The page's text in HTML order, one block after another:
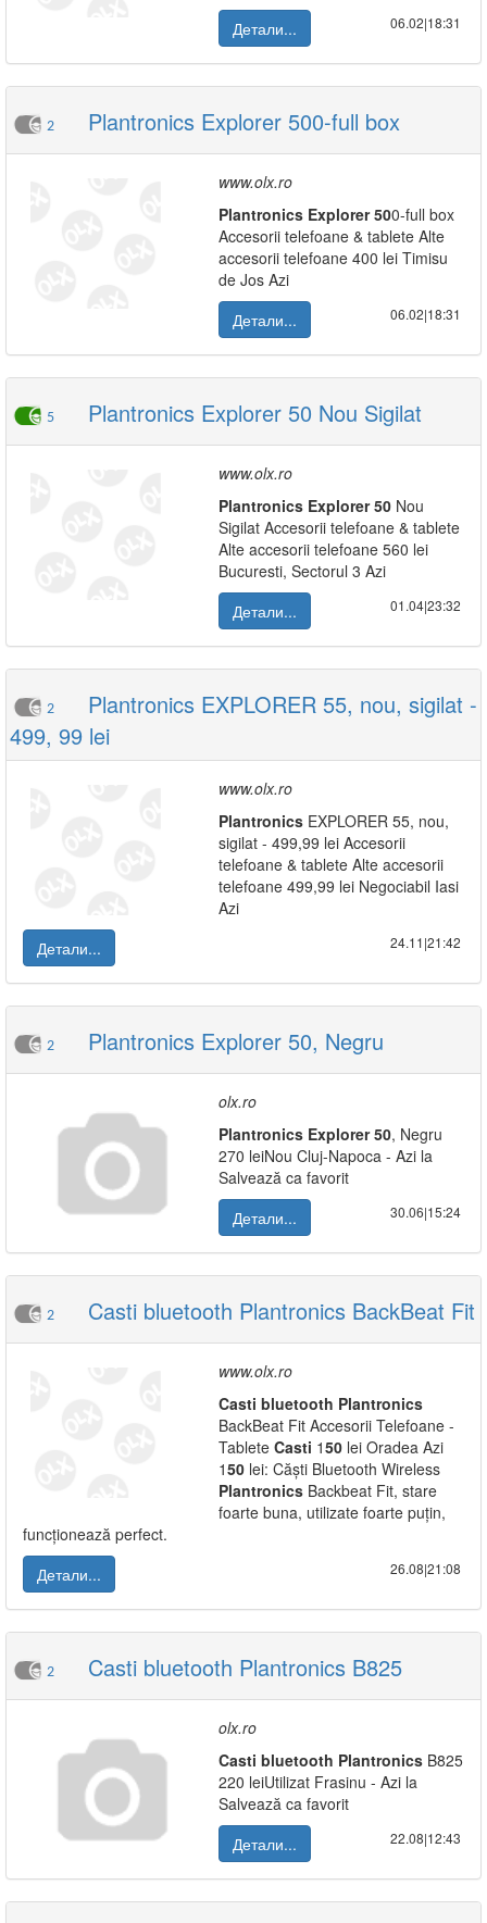
Детали...
06.02|18:31
2 Plantronics Explorer 500-full box
www.olx.ro
Plantronics Explorer 500-full box
Accesorii telefoane & tablete Alte
accesorii telefoane 400 lei Timisu
de Jos Azi
Детали...
06.02|18:31
5 Plantronics Explorer 50 Nou Sigilat
www.olx.ro
Plantronics Explorer 50 Nou
Sigilat Accesorii telefoane & tablete
Alte accesorii telefoane 560 lei
Bucuresti, Sectorul 3 Azi
Детали...
01.04|23:32
2
Plantronics EXPLORER 55, nou, sigilat -
499, 99 lei
www.olx.ro
Plantronics EXPLORER 55, nou,
sigilat - 499,99 lei Accesorii
telefoane & tablete Alte accesorii
telefoane 499,99 lei Negociabil Iasi
Azi
Детали...
24.11|21:42
2 Plantronics Explorer 50, Negru
olx.ro
Plantronics Explorer 50, Negru
270 leiNou Cluj-Napoca - Azi la
Salvează ca favorit
Детали...
30.06|15:24
2 Casti bluetooth Plantronics BackBeat Fit
www.olx.ro
Casti bluetooth Plantronics
BackBeat Fit Accesorii Telefoane -
Tablete Casti 150 lei Oradea Azi
150 lei: Căști Bluetooth Wireless
Plantronics Backbeat Fit, stare
foarte buna, utilizate foarte puțin,
funcționează perfect.
Детали...
26.08|21:08
2 Casti bluetooth Plantronics B825
olx.ro
Casti bluetooth Plantronics B825
220 leiUtilizat Frasinu - Azi la
Salvează ca favorit
Детали...
22.08|12:43